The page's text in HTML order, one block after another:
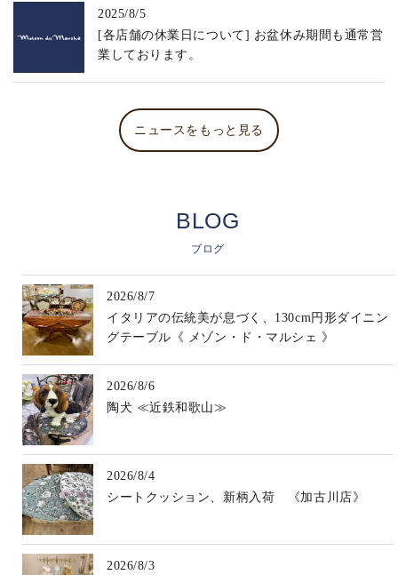
2025/8/5
[各店舗の休業日について] お盆休み期間も通常営
業しております。
ニュースをもっと見る
BLOG
ブログ
2026/8/7
イタリアの伝統美が息づく、130cm円形ダイニン
グテーブル《 メゾン・ド・マルシェ 》
2026/8/6
陶犬 ≪近鉄和歌山≫
2026/8/4
シートクッション、新柄入荷 《加古川店》
2026/8/3